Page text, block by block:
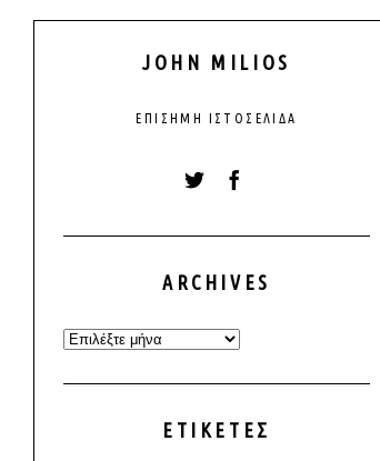
JOHN MILIOS
ΕΠΊΣΗΜΗ ΙΣΤΟΣΕΛΊΔΑ
ARCHIVES
Archives
ΕΤΙΚΈΤΕΣ